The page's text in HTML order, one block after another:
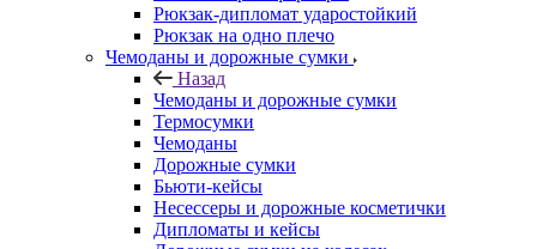
Рюкзак-дипломат ударостойкий
Рюкзак на одно плечо
Чемоданы и дорожные сумки
Назад
Чемоданы и дорожные сумки
Термосумки
Чемоданы
Дорожные сумки
Бьюти-кейсы
Несессеры и дорожные косметички
Дипломаты и кейсы